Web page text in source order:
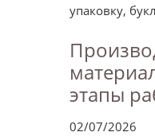
упаковку,
этапы
02/07/2026